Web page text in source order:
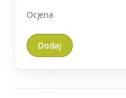
Ocjena